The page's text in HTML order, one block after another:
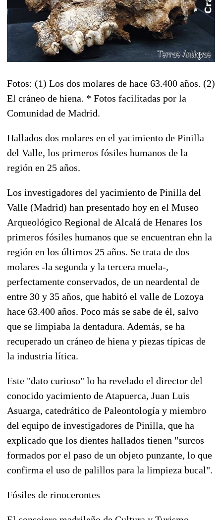
Fotos: (1) Los dos molares de hace 63.400 años. (2)
El cráneo de hiena. * Fotos facilitadas por la
Comunidad de Madrid.
Hallados dos molares en el yacimiento de Pinilla
del Valle, los primeros fósiles humanos de la
región en 25 años.
Los investigadores del yacimiento de Pinilla del
Valle (Madrid) han presentado hoy en el Museo
Arqueológico Regional de Alcalá de Henares los
primeros fósiles humanos que se encuentran ehn la
región en los últimos 25 años. Se trata de dos
molares -la segunda y la tercera muela-,
perfectamente conservados, de un neardental de
entre 30 y 35 años, que habitó el valle de Lozoya
hace 63.400 años. Poco más se sabe de él, salvo
que se limpiaba la dentadura. Además, se ha
recuperado un cráneo de hiena y piezas típicas de
la industria lítica.
Este "dato curioso" lo ha revelado el director del
conocido yacimiento de Atapuerca, Juan Luis
Asuarga, catedrático de Paleontología y miembro
del equipo de investigadores de Pinilla, que ha
explicado que los dientes hallados tienen "surcos
formados por el paso de un objeto punzante, lo que
confirma el uso de palillos para la limpieza bucal".
Fósiles de rinocerontes